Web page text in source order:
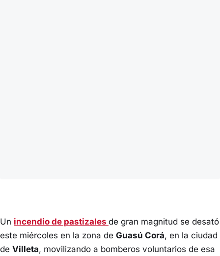
Un incendio de pastizales de gran magnitud se desató
este miércoles en la zona de Guasú Corá, en la ciudad
de Villeta, movilizando a bomberos voluntarios de esa